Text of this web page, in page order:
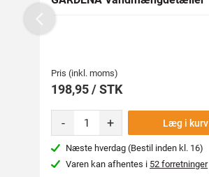
Pris (inkl. moms)
198,95 / STK
- + Læg i kurv
Næste hverdag (Bestil inden kl. 16)
Varen kan afhentes i 52 forretninger
Previous